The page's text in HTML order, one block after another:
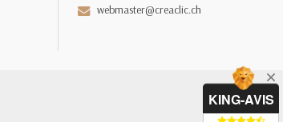
webmaster@creaclic.ch
KING-AVIS